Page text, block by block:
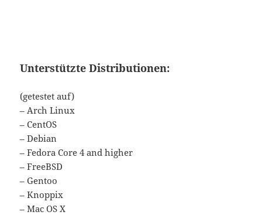
Unterstützte Distributionen:
(getestet auf)
– Arch Linux
– CentOS
– Debian
– Fedora Core 4 and higher
– FreeBSD
– Gentoo
– Knoppix
– Mac OS X